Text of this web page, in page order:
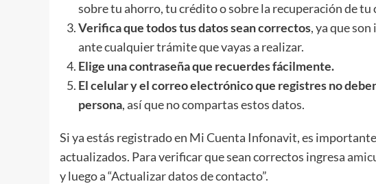
sobre tu ahorro, tu crédito o sobre la recuperación de tu
Verifica que todos tus datos sean correctos, ya que
ante cualquier trámite que vayas a realizar.
Elige una contraseña que recuerdes fácilmente.
El celular y el correo electrónico que registres no
persona, así que no compartas estos datos.
Si ya estás registrado en Mi Cuenta Infonavit, es
actualizados. Para verificar que sean correctos ingresa a
y luego a “Actualizar datos de contacto”.